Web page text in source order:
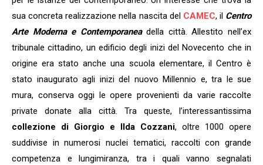
sua concreta realizzazione nella nascita del CAMEC, il Centro
Arte Moderna e Contemporaneadella città. Allestito nell’ex
tribunale cittadino, un edificio degli inizi del Novecento che in
origine era stato anche una scuola elementare, il Centro è
stato inaugurato agli inizi del nuovo Millennio e, tra le sue
mura, conserva oggi le opere provenienti da varie raccolte
private donate alla città. Tra queste, l’interessantissima
collezione di Giorgio e Ilda Cozzani, oltre 1000 opere
suddivise in numerosi nuclei tematici, raccolti con grande
competenza e lungimiranza, tra i quali vanno segnalati